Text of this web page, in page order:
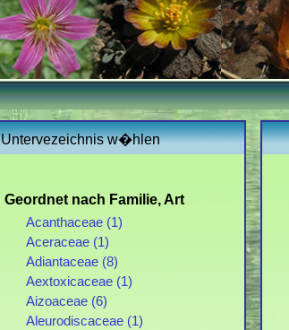
Untervezeichnis w�hlen
Geordnet nach Familie, Art
Acanthaceae (1)
Aceraceae (1)
Adiantaceae (8)
Aextoxicaceae (1)
Aizoaceae (6)
Aleurodiscaceae (1)